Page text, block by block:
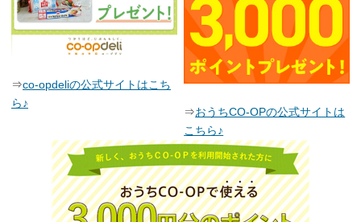
⇒co-opdeliの公式サイトはこち
ら♪
⇒おうちCO-OPの公式サイトは
こちら♪